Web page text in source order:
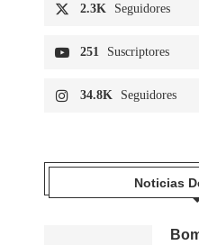
2.3K Seguidores
251 Suscriptores
34.8K Seguidores
Noticias